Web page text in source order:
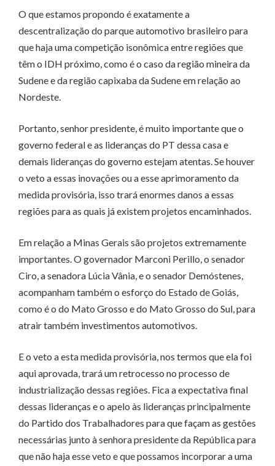
O que estamos propondo é exatamente a
descentralização do parque automotivo brasileiro para
que haja uma competição isonômica entre regiões que
têm o IDH próximo, como é o caso da região mineira da
Sudene e da região capixaba da Sudene em relação ao
Nordeste.
Portanto, senhor presidente, é muito importante que o
governo federal e as lideranças do PT dessa casa e
demais lideranças do governo estejam atentas. Se houver
o veto a essas inovações ou a esse aprimoramento da
medida provisória, isso trará enormes danos a essas
regiões para as quais já existem projetos encaminhados.
Em relação a Minas Gerais são projetos extremamente
importantes. O governador Marconi Perillo, o senador
Ciro, a senadora Lúcia Vânia, e o senador Demóstenes,
acompanham também o esforço do Estado de Goiás,
como é o do Mato Grosso e do Mato Grosso do Sul, para
atrair também investimentos automotivos.
E o veto a esta medida provisória, nos termos que ela foi
aqui aprovada, trará um retrocesso no processo de
industrialização dessas regiões. Fica a expectativa final
dessas lideranças e o apelo às lideranças principalmente
do Partido dos Trabalhadores para que façam as gestões
necessárias junto à senhora presidente da República para
que não haja esse veto e que possamos incorporar a uma